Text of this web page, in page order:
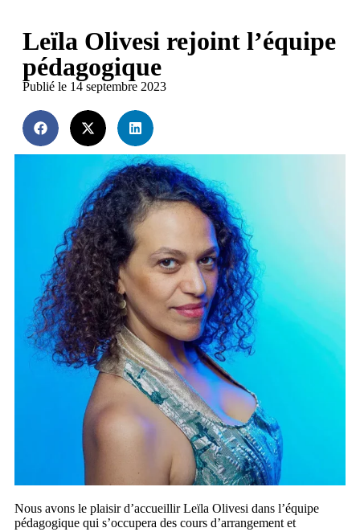
Leïla Olivesi rejoint l’équipe
pédagogique
Publié le 14 septembre 2023
Nous avons le plaisir d’accueillir Leïla Olivesi dans l’équipe
pédagogique qui s’occupera des cours d’arrangement et